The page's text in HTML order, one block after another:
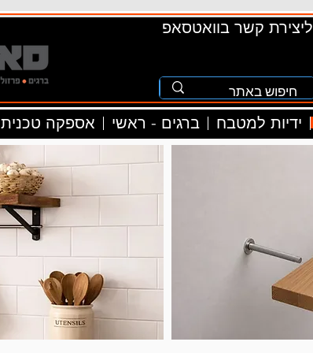
ליצירת קשר בוואטסאפ
אספקה טכנית ברגים - ראשי ידיות למטבח